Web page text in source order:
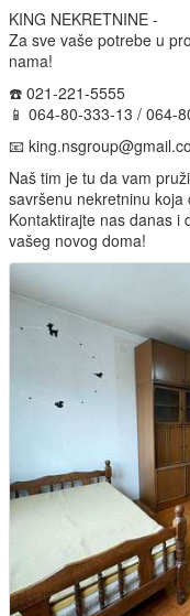
KING NEKRETNINE -
Za sve vaše potrebe u
nama!
☎️ 021-221-5555
📱 064-80-333-13 / 064-
📧
Naš tim je tu da vam
savršenu nekretninu
Kontaktirajte nas danas i
vašeg novog doma!